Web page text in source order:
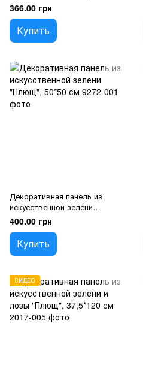
366.00 грн
Купить
Декоративная панель из
искусственной зелени
"Плющ", 50*50 см
400.00 грн
Купить
ВИДЕО